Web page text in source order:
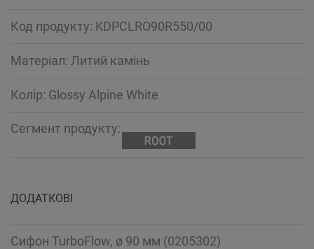
Код продукту: KDPCLRO90R550/00
Mатеріал: Литий камінь
Колір: Glossy Alpine White
Сегмент продукту:
ДОДАТКОВІ
Сифон TurboFlow, ø 90 мм (0205302)